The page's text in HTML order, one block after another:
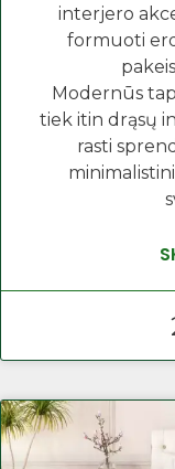
interjero
formuoti
Modernūs
tiek itin drąsų
rasti